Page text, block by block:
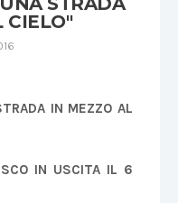
CIELO"
IN MEZZO AL
IN USCITA IL 6